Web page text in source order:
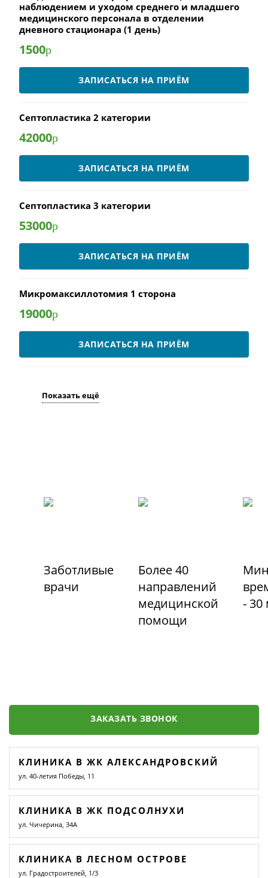
наблюдением и уходом среднего и младшего
медицинского персонала в отделении
дневного стационара (1 день)
1500р
ЗАПИСАТЬСЯ НА ПРИЁМ
Септопластика 2 категории
42000р
ЗАПИСАТЬСЯ НА ПРИЁМ
Септопластика 3 категории
53000р
ЗАПИСАТЬСЯ НА ПРИЁМ
Микромаксиллотомия 1 сторона
19000р
ЗАПИСАТЬСЯ НА ПРИЁМ
Показать ещё
Заботливые
врачи
Более 40
направлений
медицинской
помощи
- 30
ЗАКАЗАТЬ ЗВОНОК
КЛИНИКА В ЖК АЛЕКСАНДРОВСКИЙ
ул. 40-летия Победы, 11
КЛИНИКА В ЖК ПОДСОЛНУХИ
ул. Чичерина, 34А
КЛИНИКА В ЛЕСНОМ ОСТРОВЕ
ул. Градостроителей, 1/3